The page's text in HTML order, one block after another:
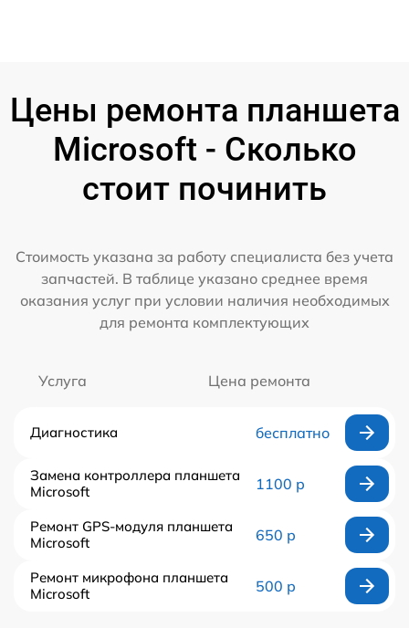
Цены ремонта планшета
Microsoft - Сколько
стоит починить
Стоимость указана за работу специалиста без учета
запчастей. В таблице указано среднее время
оказания услуг при условии наличия необходимых
для ремонта комплектующих
Услуга Цена ремонта
Диагностика бесплатно
Замена контроллера планшета
Microsoft
1100 р
Ремонт GPS-модуля планшета
Microsoft
650 р
Ремонт микрофона планшета
Microsoft
500 р